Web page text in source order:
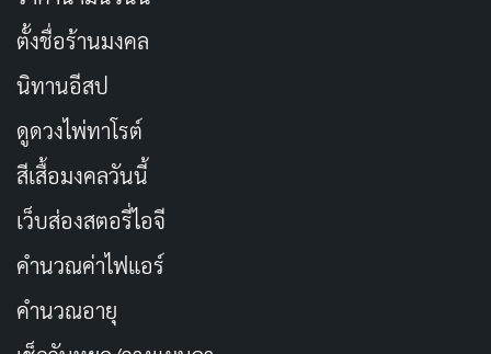
ข้อมูลส่วนตัวของ Kurea Hasumi
รายการ
ชื่อในวงการ
ชื่อญี่ปุ่น
วันเกิด
ตั้งชื่อร้านมงคล
นิทานอีสป
ดูดวงไพ่ทาโรต์
สีเสื้อมงคลวันนี้
เว็บส่องสตอรี่ไอจี
คำนวณค่าไฟแอร์
คำนวณอายุ